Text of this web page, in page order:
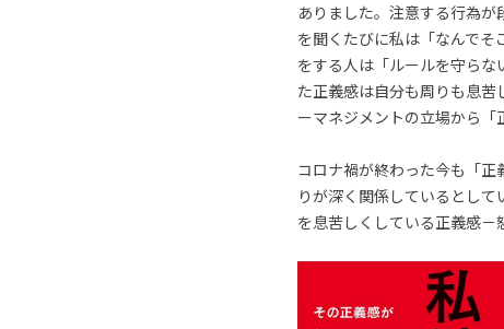
ありました。注意する行為
を聞くたびに私は「なんで
をする人は「ルールを守ら
た正義感は自分も周りも息
ーマネジメントの立場から「
コロナ禍が終わった今も「
りが深く関係しているとし
を息苦しくしている正義感－